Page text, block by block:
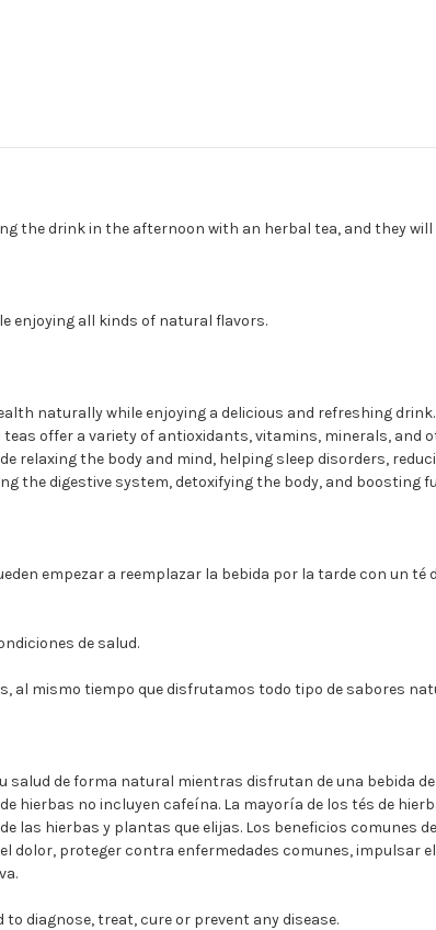
the drink in the afternoon with an herbal tea, and they
enjoying all kinds of natural flavors.
naturally while enjoying a delicious and refreshing
offer a variety of antioxidants, vitamins, minerals, and
relaxing the body and mind, helping sleep disorders,
the digestive system, detoxifying the body, and boosting
empezar a reemplazar la bebida por la tarde con un té
de salud.
al mismo tiempo que disfrutamos todo tipo de sabores
de forma natural mientras disfrutan de una bebida
hierbas no incluyen cafeína. La mayoría de los tés de
hierbas y plantas que elijas. Los beneficios comunes
dolor, proteger contra enfermedades comunes, impulsar
diagnose, treat, cure or prevent any disease.